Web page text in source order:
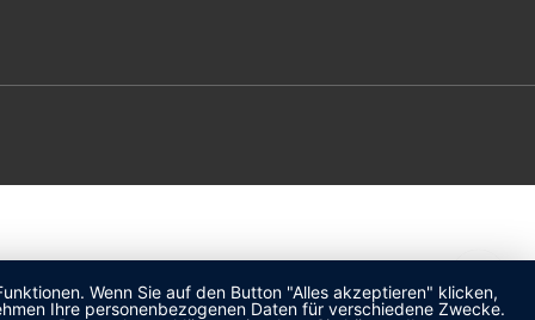
Wenn Sie auf den Button "Alles akzeptieren" klicken,
Ihre personenbezogenen Daten für verschiedene Zwecke.